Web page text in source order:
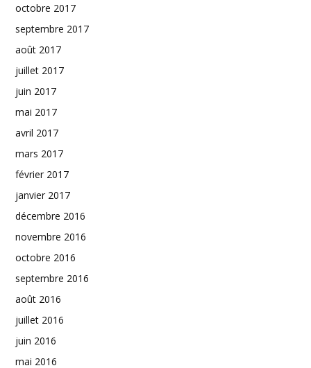
octobre 2017
septembre 2017
août 2017
juillet 2017
juin 2017
mai 2017
avril 2017
mars 2017
février 2017
janvier 2017
décembre 2016
novembre 2016
octobre 2016
septembre 2016
août 2016
juillet 2016
juin 2016
mai 2016